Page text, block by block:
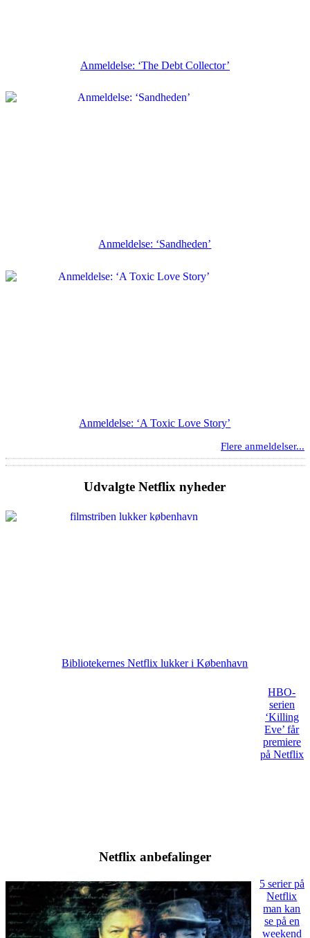
Anmeldelse: ‘The Debt Collector’
Anmeldelse: ‘Sandheden’
Anmeldelse: ‘A Toxic Love Story’
Flere anmeldelser...
Udvalgte Netflix nyheder
Bibliotekernes Netflix lukker i København
HBO-
serien
‘Killing
Eve’ får
premiere
på Netflix
Netflix anbefalinger
5 serier på
Netflix
man kan
se på en
weekend